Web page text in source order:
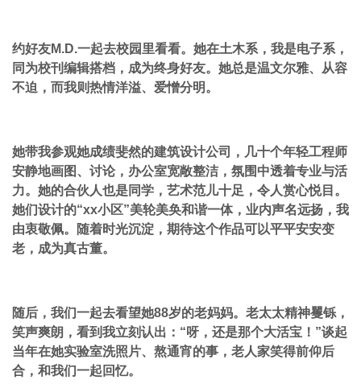
约好友M.D.一起去校园里看看。她在土木系，我是电子系，
同为校刊编辑搭档，成为终身好友。她总是温文尔雅、从容
不迫，而我则热情洋溢、爱憎分明。
她带我参观她成绩斐然的建筑设计公司，几十个年轻工程师
安静地画图、讨论，办公室宽敞整洁，氛围中透着专业与活
力。她的合伙人也是同学，艺术范儿十足，令人赏心悦目。
她们设计的“xx小区”美轮美奂和谐一体，业内声名远扬，我
由衷敬佩。随着时光沉淀，期待这个作品可以平平安安变
老，成为真古董。
随后，我们一起去看望她88岁的老妈妈。老太太精神矍铄，
笑声爽朗，看到我立刻认出：“呀，还是那个大活宝！”谈起
当年在她实验室洗照片、熬通宵的事，老人家笑得前仰后
合，和我们一起回忆。